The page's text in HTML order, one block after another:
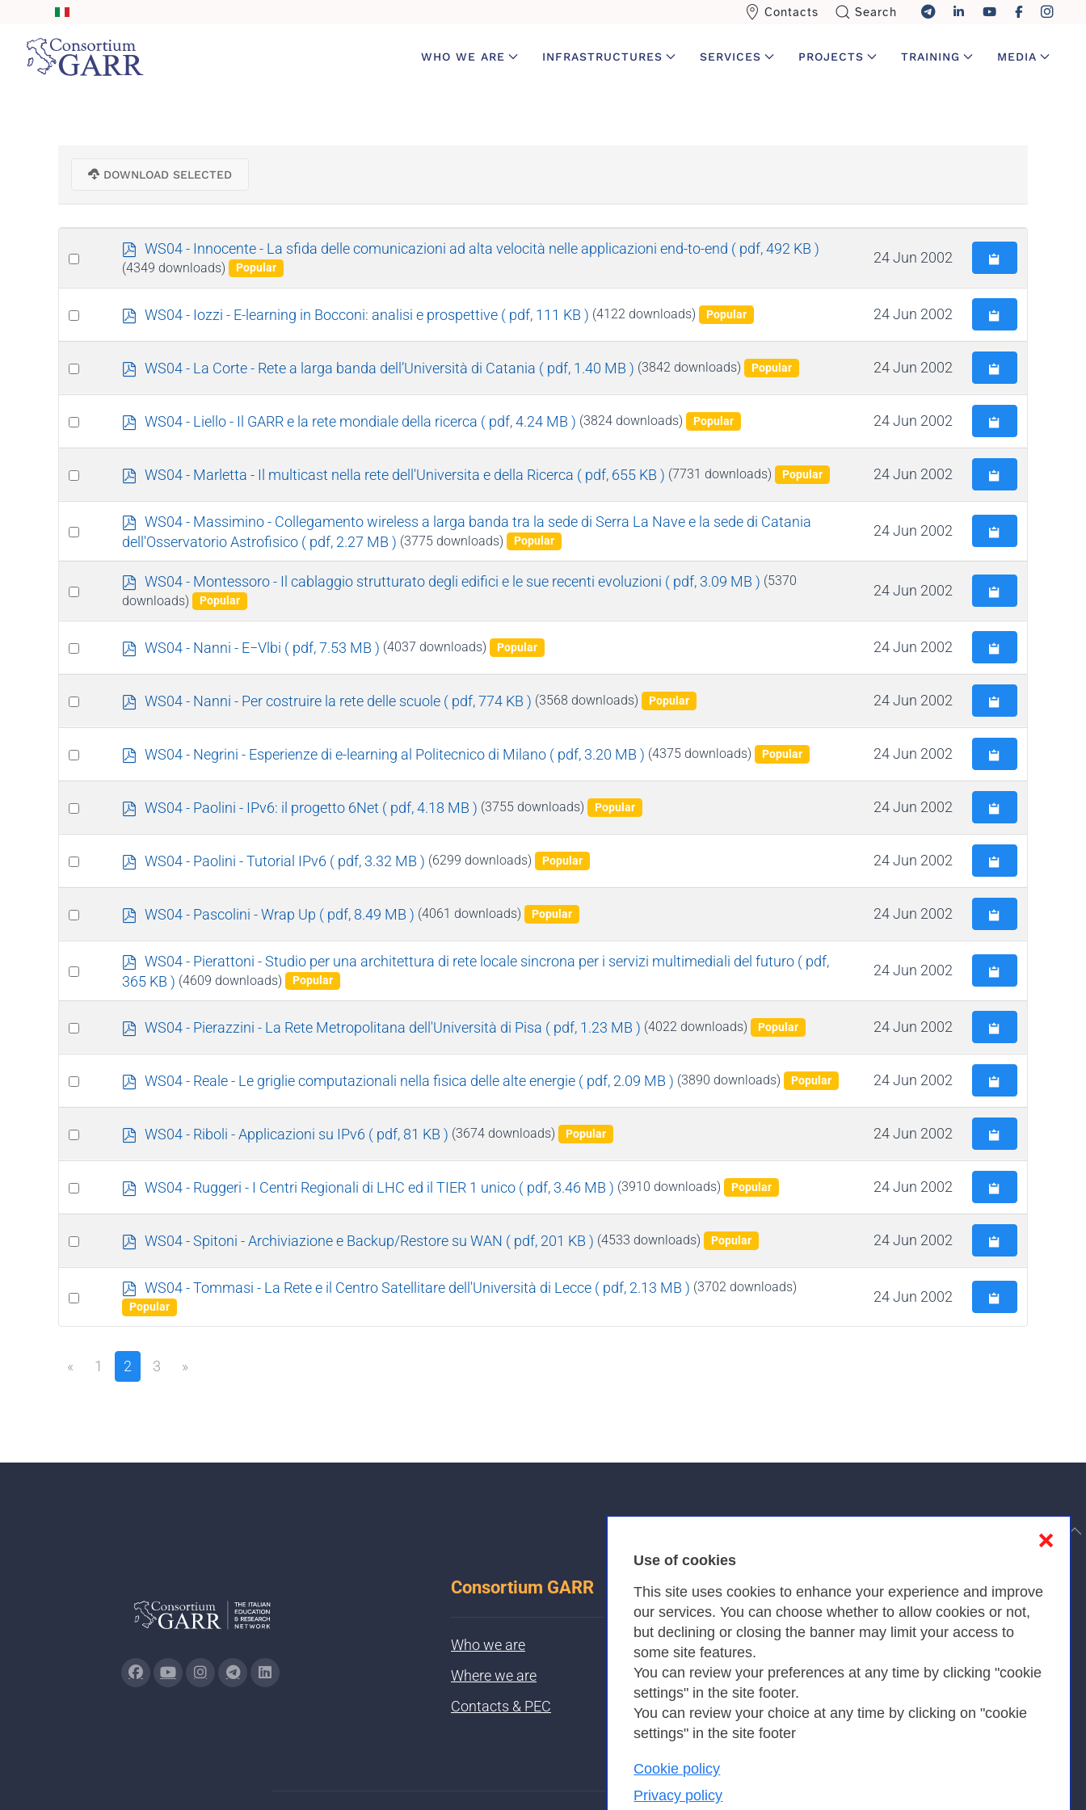
Use of cookies
This site uses cookies to enhance your experience and improve
our services. You can choose whether to allow cookies or not,
but declining or closing the banner may limit your access to
some site features.
You can review your preferences at any time by clicking "cookie
settings" in the site footer.
You can review your choice at any time by clicking on "cookie
settings" in the site footer
Cookie policy
Privacy policy
❌
Skip to main content
Contacts Search
WHO WE ARE INFRASTRUCTURES SERVICES PROJECTS TRAINING MEDIA
DOWNLOAD SELECTED
Select
p
d
WS04 - Innocente - La sfida delle comunicazioni ad alta velocità nelle applicazioni end-to-end ( pdf, 492 KB )
(4349 downloads) Popular
24 Jun 2002
Select
pWS04 - Iozzi - E-learning in Bocconi: analisi e prospettive ( pdf, 111 KB ) (4122 downloads) Popular 24 Jun 2002
Select
pWS04 - La Corte - Rete a larga banda dell’Università di Catania ( pdf, 1.40 MB ) (3842 downloads) Popular 24 Jun 2002
Select
pWS04 - Liello - Il GARR e la rete mondiale della ricerca ( pdf, 4.24 MB ) (3824 downloads) Popular 24 Jun 2002
Select
pWS04 - Marletta - Il multicast nella rete dell'Universita e della Ricerca ( pdf, 655 KB ) (7731 downloads) Popular 24 Jun 2002
Select
p
d
WS04 - Massimino - Collegamento wireless a larga banda tra la sede di Serra La Nave e la sede di Catania
dell'Osservatorio Astrofisico ( pdf, 2.27 MB ) (3775 downloads) Popular
24 Jun 2002
Select
p
d
WS04 - Montessoro - Il cablaggio strutturato degli edifici e le sue recenti evoluzioni ( pdf, 3.09 MB ) (5370
downloads)
Popular
24 Jun 2002
Select
pWS04 - Nanni - E−Vlbi ( pdf, 7.53 MB ) (4037 downloads) Popular 24 Jun 2002
Select
pWS04 - Nanni - Per costruire la rete delle scuole ( pdf, 774 KB ) (3568 downloads) Popular 24 Jun 2002
Select
pWS04 - Negrini - Esperienze di e-learning al Politecnico di Milano ( pdf, 3.20 MB ) (4375 downloads) Popular 24 Jun 2002
Select
pWS04 - Paolini - IPv6: il progetto 6Net ( pdf, 4.18 MB ) (3755 downloads) Popular 24 Jun 2002
Select
pWS04 - Paolini - Tutorial IPv6 ( pdf, 3.32 MB ) (6299 downloads) Popular 24 Jun 2002
Select
pWS04 - Pascolini - Wrap Up ( pdf, 8.49 MB ) (4061 downloads) Popular 24 Jun 2002
Select
p
d
WS04 - Pierattoni - Studio per una architettura di rete locale sincrona per i servizi multimediali del futuro ( pdf,
365 KB ) (4609 downloads) Popular
24 Jun 2002
Select
pWS04 - Pierazzini - La Rete Metropolitana dell'Università di Pisa ( pdf, 1.23 MB ) (4022 downloads) Popular 24 Jun 2002
Select
pWS04 - Reale - Le griglie computazionali nella fisica delle alte energie ( pdf, 2.09 MB ) (3890 downloads) Popular 24 Jun 2002
Select
pWS04 - Riboli - Applicazioni su IPv6 ( pdf, 81 KB ) (3674 downloads) Popular 24 Jun 2002
Select
pWS04 - Ruggeri - I Centri Regionali di LHC ed il TIER 1 unico ( pdf, 3.46 MB ) (3910 downloads) Popular 24 Jun 2002
Select
pWS04 - Spitoni - Archiviazione e Backup/Restore su WAN ( pdf, 201 KB ) (4533 downloads) Popular 24 Jun 2002
Select
p
d
f
WS04 - Tommasi - La Rete e il Centro Satellitare dell'Università di Lecce ( pdf, 2.13 MB ) (3702 downloads)
Popular
24 Jun 2002
« 1 2 3 »
to top
Consortium GARR
Who we are
Where we are
Contacts & PEC
Privacy
Cookies Policy
Amministrazione trasparente